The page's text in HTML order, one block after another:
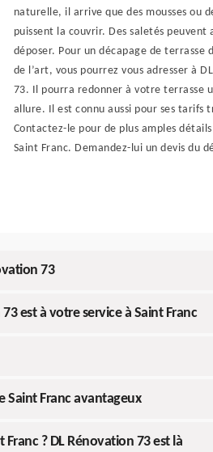
naturelle, il arrive que des mousses ou
puissent la couvrir. Des saletés peuvent
déposer. Pour un décapage de terrasse
de l’art, vous pourrez vous adresser à
73. Il pourra redonner à votre terrasse
allure. Il est connu aussi pour ses tarifs
Contactez-le pour de plus amples détails
Saint Franc. Demandez-lui un devis du
73
est à votre service à Saint Franc
Saint Franc avantageux
? DL Rénovation 73 est là